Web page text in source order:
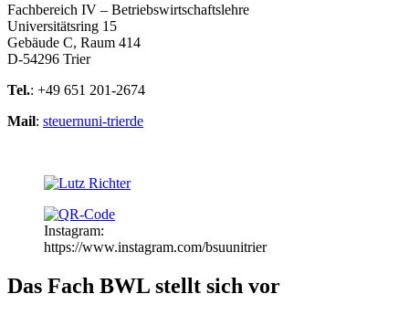
Fachbereich IV – Betriebswirtschaftslehre
Universitätsring 15
Gebäude C, Raum 414
D-54296 Trier
Tel.: +49 651 201-2674
Mail: steuernuni-trierde
Instagram:
https://www.instagram.com/bsuunitrier
Das Fach BWL stellt sich vor